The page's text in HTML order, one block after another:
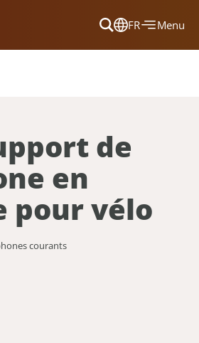
FR
Dansk
Nederlands
Menu
de
en
pour vélo
courants